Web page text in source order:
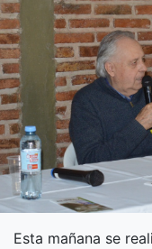
Esta mañana se